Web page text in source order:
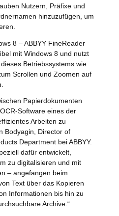
Nutzern, Präfixe und
hinzuzufügen, um
8 – ABBYY FineReader
mit Windows 8 und nutzt
Betriebssystems wie
Scrollen und Zoomen auf
Papierdokumenten
Software eines der
Arbeiten zu
Bodyagin, Director of
Department bei ABBYY.
dafür entwickelt,
zu digitalisieren und mit
– angefangen beim
Text über das Kopieren
Informationen bis hin zu
Archive.“